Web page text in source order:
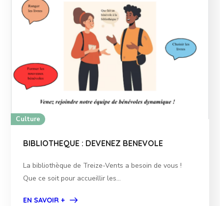
Culture
BIBLIOTHEQUE : DEVENEZ BENEVOLE
La bibliothèque de Treize-Vents a besoin de vous !
Que ce soit pour accueillir les...
EN SAVOIR +